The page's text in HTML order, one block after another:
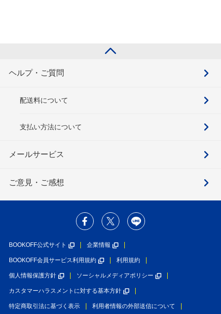
ヘルプ・ご質問
配送料について
支払い方法について
メールサービス
ご意見・ご感想
BOOKOFF公式サイト 企業情報
BOOKOFF会員サービス利用規約 利用規約
個人情報保護方針 ソーシャルメディアポリシー
カスタマーハラスメントに対する基本方針
特定商取引法に基づく表示 利用者情報の外部送信について